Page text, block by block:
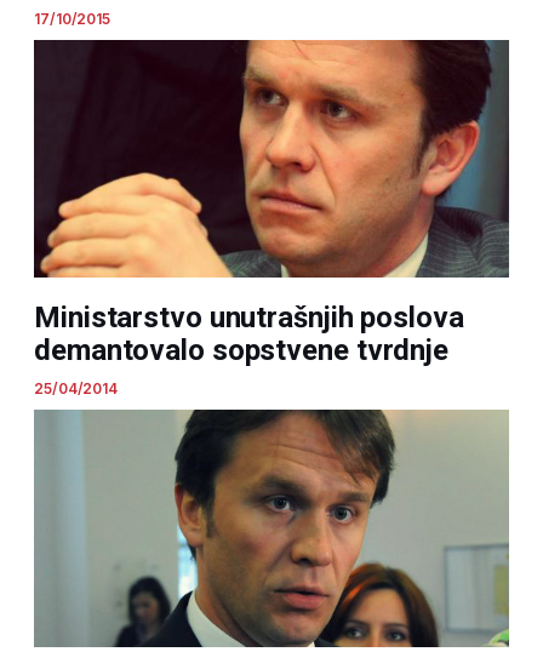
17/10/2015
Ministarstvo unutrašnjih poslova
demantovalo sopstvene tvrdnje
25/04/2014